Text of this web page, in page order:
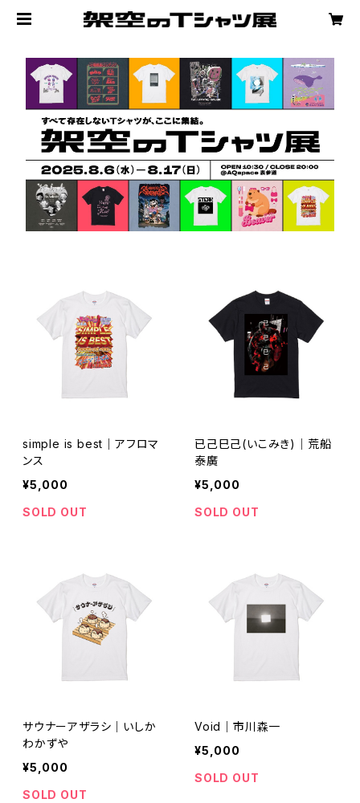
simple is best｜アフロマ
ンス
¥5,000
SOLD OUT
已己巳己(いこみき)｜荒船
泰廣
¥5,000
SOLD OUT
サウナーアザラシ｜いしか
わかずや
¥5,000
SOLD OUT
Void｜市川森一
¥5,000
SOLD OUT